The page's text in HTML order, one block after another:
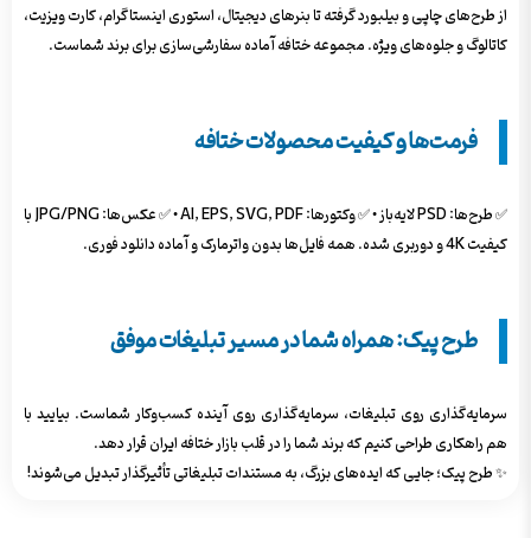
از طرح‌های چاپی و بیلبورد گرفته تا بنرهای دیجیتال، استوری اینستاگرام، کارت ویزیت،
کاتالوگ و جلوه‌های ویژه. مجموعه ختافه آماده سفارشی‌سازی برای برند شماست.
فرمت‌ها و کیفیت محصولات ختافه
✅ طرح‌ها: PSD لایه‌باز • ✅ وکتورها: AI, EPS, SVG, PDF • ✅ عکس‌ها: JPG/PNG با
کیفیت 4K و دوربری شده. همه فایل‌ها بدون واترمارک و آماده دانلود فوری.
طرح پیک: همراه شما در مسیر تبلیغات موفق
سرمایه‌گذاری روی تبلیغات، سرمایه‌گذاری روی آینده کسب‌وکار شماست. بیایید با
هم راهکاری طراحی کنیم که برند شما را در قلب بازار ختافه ایران قرار دهد.
✨ طرح پیک؛ جایی که ایده‌های بزرگ، به مستندات تبلیغاتی تأثیرگذار تبدیل می‌شوند!